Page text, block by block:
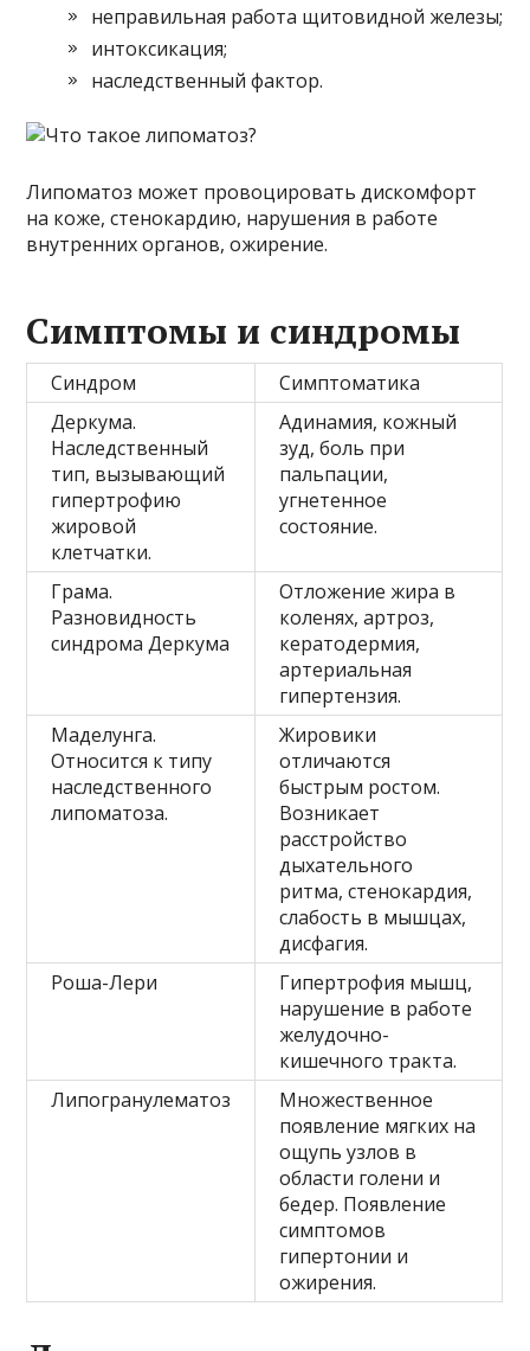
неправильная работа щитовидной железы;
интоксикация;
наследственный фактор.
Липоматоз может провоцировать дискомфорт
на коже, стенокардию, нарушения в работе
внутренних органов, ожирение.
Симптомы и синдромы
Синдром
Симптоматика
Деркума.
Наследственный
тип, вызывающий
гипертрофию
жировой
клетчатки.
Адинамия, кожный
зуд, боль при
пальпации,
угнетенное
состояние.
Грама.
Разновидность
синдрома Деркума
Отложение жира в
коленях, артроз,
кератодермия,
артериальная
гипертензия.
Маделунга.
Относится к типу
наследственного
липоматоза.
Жировики
отличаются
быстрым ростом.
Возникает
расстройство
дыхательного
ритма, стенокардия,
слабость в мышцах,
дисфагия.
Роша-Лери
Гипертрофия мышц,
нарушение в работе
желудочно-
кишечного тракта.
Липогранулематоз
Множественное
появление мягких на
ощупь узлов в
области голени и
бедер. Появление
симптомов
гипертонии и
ожирения.